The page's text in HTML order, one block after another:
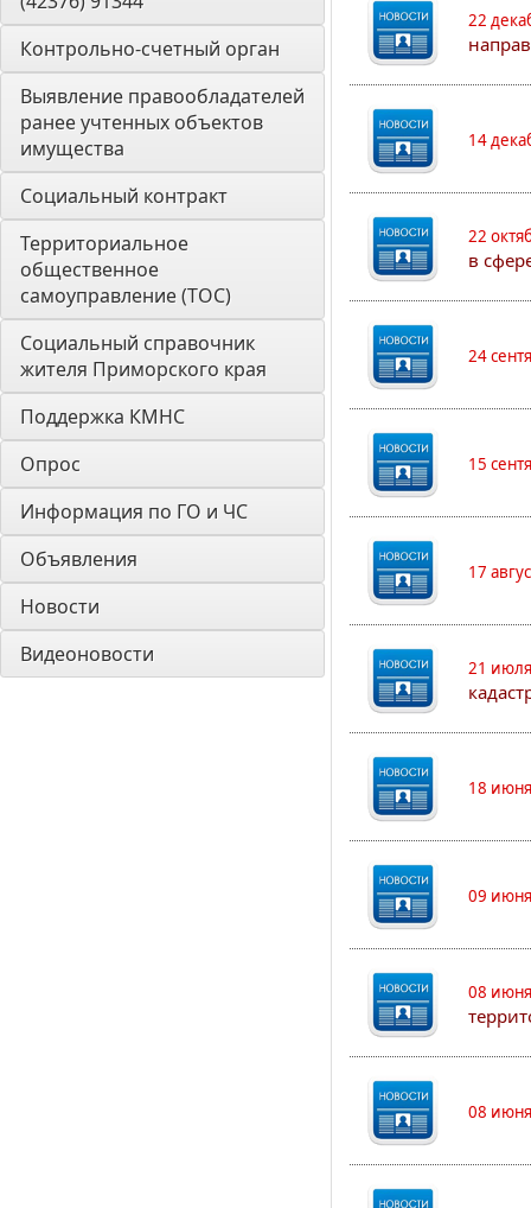
Контрольно-счетный орган
Выявление правообладателей
ранее учтенных объектов
имущества
Социальный контракт
Территориальное
общественное
самоуправление (ТОС)
Социальный справочник
жителя Приморского края
Поддержка КМНС
Опрос
Информация по ГО и ЧС
Объявления
Новости
Видеоновости
22
14
22
в
24
15
17
21
18
09
08
08